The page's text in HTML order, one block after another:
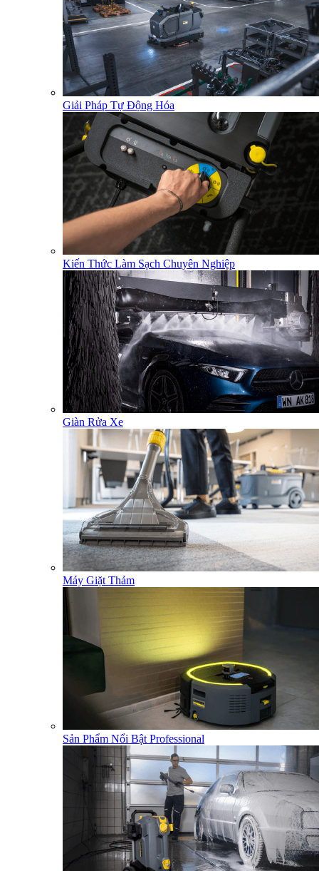
Giải Pháp Tự Động Hóa
Kiến Thức Làm Sạch Chuyên Nghiệp
Giàn Rửa Xe
Máy Giặt Thảm
Sản Phẩm Nổi Bật Professional